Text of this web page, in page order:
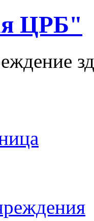
ЦРБ"